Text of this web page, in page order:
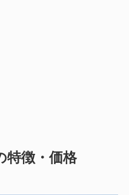
特徴・価格